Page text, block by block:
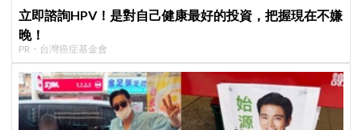
立即諮詢HPV！是對自己健康最好的投資，把握現在不嫌
晚！
PR・台灣癌症基金會